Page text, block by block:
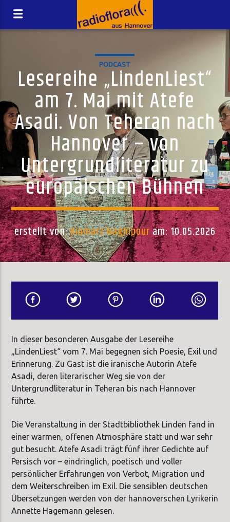
PODCAST
Lesereihe „LindenLiest“
am 7. Mai mit Atefe
Asadi. Von Teheran nach
Hannover – von
Untergrundliteratur zu
europäischen Bühnen
erstellt von:Kiumarz Naghipouram: 10.05.2026
In dieser besonderen Ausgabe der Lesereihe
„LindenLiest“ vom 7. Mai begegnen sich Poesie, Exil und
Erinnerung. Zu Gast ist die iranische Autorin Atefe
Asadi, deren literarischer Weg sie von der
Untergrundliteratur in Teheran bis nach Hannover
führte.
Die Veranstaltung in der Stadtbibliothek Linden fand in
einer warmen, offenen Atmosphäre statt und war sehr
gut besucht. Atefe Asadi trägt fünf ihrer Gedichte auf
Persisch vor – eindringlich, poetisch und voller
persönlicher Erfahrungen von Verbot, Migration und
dem Weiterschreiben im Exil. Die sensiblen deutschen
Übersetzungen werden von der hannoverschen Lyrikerin
Annette Hagemann gelesen.